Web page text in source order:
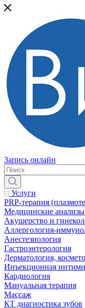
Запись онлайн
Услуги
PRP-терапия
Медицинские анализы
Акушерство и
Аллергология-
Анестезиология
Гастроэнтерология
Дерматология,
Инъекционная
Кардиология
Мануальная терапия
Массаж
КТ диагностика зубов